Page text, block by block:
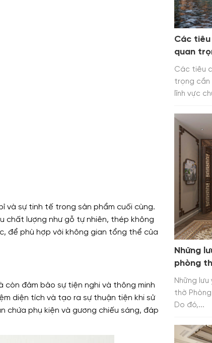
và sự tinh tế trong sản phẩm cuối cùng.
chất lượng như gỗ tự nhiên, thép không
để phù hợp với không gian tổng thể của
còn đảm bảo sự tiện nghi và thông minh
diện tích và tạo ra sự thuận tiện khi sử
chứa phụ kiện và gương chiếu sáng, đáp
Các
quan
Các tiêu
trọng cần
lĩnh vực
Những
phòng
Những
thờ
Do đó,...